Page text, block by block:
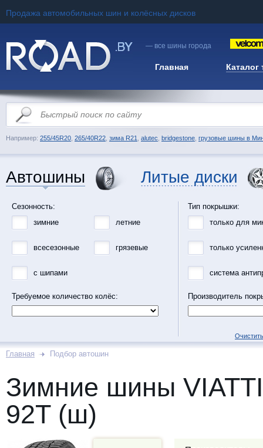
Продажа автомобильных шин и колёсных дисков
— все шины города
Главная Каталог
Например: 255/45R20 265/40R22 зима R21 alutec bridgestone грузовые шины в
Автошины Литые диски
Сезонность:
зимние
летние
всесезонные грязевые
с шипами
Требуемое количество колёс:
Тип покрышки:
только для
только
система
Производитель
Главная Подбор автошин
Зимние шины
92T (ш)